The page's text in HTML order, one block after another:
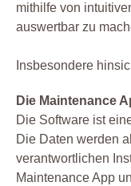
mithilfe von
auswertbar zu
Insbesondere
Die Maintenance
Die Software ist
Die Daten werden
verantwortlichen
Maintenance App